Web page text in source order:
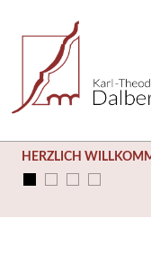
HERZLICH
SOMMERFERIEN